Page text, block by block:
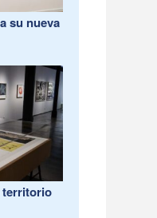
su nueva
territorio